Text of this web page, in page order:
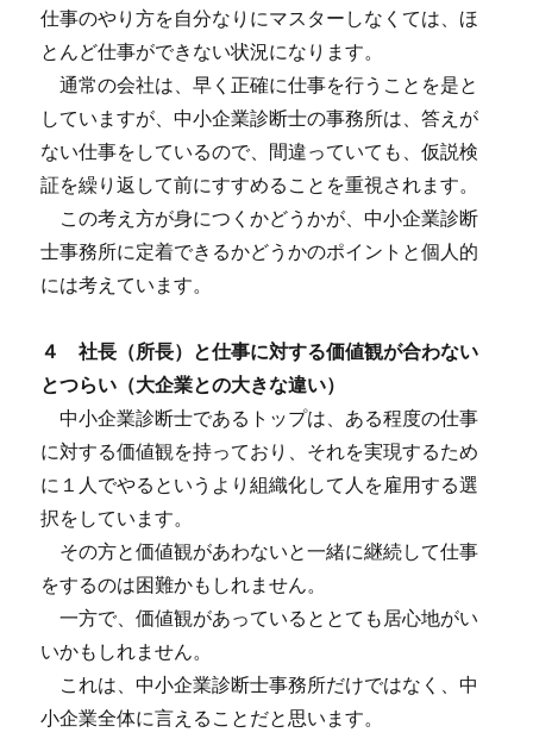
仕事のやり方を自分なりにマスターしなくては、ほ
とんど仕事ができない状況になります。
通常の会社は、早く正確に仕事を行うことを是と
していますが、中小企業診断士の事務所は、答えが
ない仕事をしているので、間違っていても、仮説検
証を繰り返して前にすすめることを重視されます。
この考え方が身につくかどうかが、中小企業診断
士事務所に定着できるかどうかのポイントと個人的
には考えています。
４ 社長（所長）と仕事に対する価値観が合わない
とつらい（大企業との大きな違い）
中小企業診断士であるトップは、ある程度の仕事
に対する価値観を持っており、それを実現するため
に１人でやるというより組織化して人を雇用する選
択をしています。
その方と価値観があわないと一緒に継続して仕事
をするのは困難かもしれません。
一方で、価値観があっているととても居心地がい
いかもしれません。
これは、中小企業診断士事務所だけではなく、中
小企業全体に言えることだと思います。